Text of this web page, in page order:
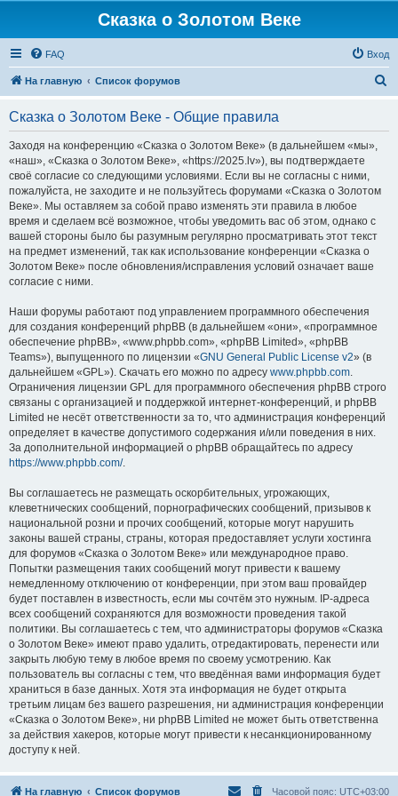
Сказка о Золотом Веке
FAQ Вход
На главную Список форумов
Сказка о Золотом Веке - Общие правила
Заходя на конференцию «Сказка о Золотом Веке» (в дальнейшем «мы»,
«наш», «Сказка о Золотом Веке», «https://2025.lv»), вы подтверждаете
своё согласие со следующими условиями. Если вы не согласны с ними,
пожалуйста, не заходите и не пользуйтесь форумами «Сказка о Золотом
Веке». Мы оставляем за собой право изменять эти правила в любое
время и сделаем всё возможное, чтобы уведомить вас об этом, однако с
вашей стороны было бы разумным регулярно просматривать этот текст
на предмет изменений, так как использование конференции «Сказка о
Золотом Веке» после обновления/исправления условий означает ваше
согласие с ними.
Наши форумы работают под управлением программного обеспечения
для создания конференций phpBB (в дальнейшем «они», «программное
обеспечение phpBB», «www.phpbb.com», «phpBB Limited», «phpBB
Teams»), выпущенного по лицензии «GNU General Public License v2» (в
дальнейшем «GPL»). Скачать его можно по адресу www.phpbb.com.
Ограничения лицензии GPL для программного обеспечения phpBB строго
связаны с организацией и поддержкой интернет-конференций, и phpBB
Limited не несёт ответственности за то, что администрация конференций
определяет в качестве допустимого содержания и/или поведения в них.
За дополнительной информацией о phpBB обращайтесь по адресу
https://www.phpbb.com/.
Вы соглашаетесь не размещать оскорбительных, угрожающих,
клеветнических сообщений, порнографических сообщений, призывов к
национальной розни и прочих сообщений, которые могут нарушить
законы вашей страны, страны, которая предоставляет услуги хостинга
для форумов «Сказка о Золотом Веке» или международное право.
Попытки размещения таких сообщений могут привести к вашему
немедленному отключению от конференции, при этом ваш провайдер
будет поставлен в известность, если мы сочтём это нужным. IP-адреса
всех сообщений сохраняются для возможности проведения такой
политики. Вы соглашаетесь с тем, что администраторы форумов «Сказка
о Золотом Веке» имеют право удалить, отредактировать, перенести или
закрыть любую тему в любое время по своему усмотрению. Как
пользователь вы согласны с тем, что введённая вами информация будет
храниться в базе данных. Хотя эта информация не будет открыта
третьим лицам без вашего разрешения, ни администрация конференции
«Сказка о Золотом Веке», ни phpBB Limited не может быть ответственна
за действия хакеров, которые могут привести к несанкционированному
доступу к ней.
На главную Список форумов Часовой пояс: UTC+03:00